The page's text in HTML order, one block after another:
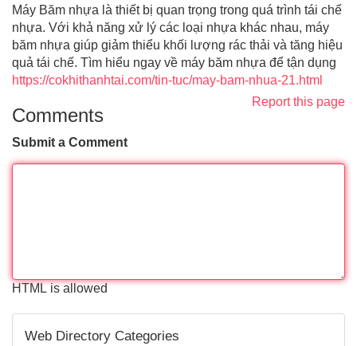
Máy Băm nhựa là thiết bị quan trọng trong quá trình tái chế
nhựa. Với khả năng xử lý các loại nhựa khác nhau, máy
băm nhựa giúp giảm thiểu khối lượng rác thải và tăng hiệu
quả tái chế. Tìm hiểu ngay về máy băm nhựa để tận dụng
https://cokhithanhtai.com/tin-tuc/may-bam-nhua-21.html
Report this page
Comments
Submit a Comment
HTML is allowed
Web Directory Categories